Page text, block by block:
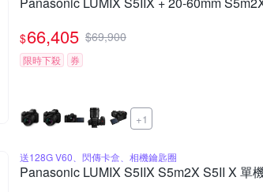
$66,405 $69,900
限時下殺 券
+1
送128G V60、閃傳卡盒、相機鑰匙圈
Panasonic LUMIX S5IIX S5m2X S5II X 單